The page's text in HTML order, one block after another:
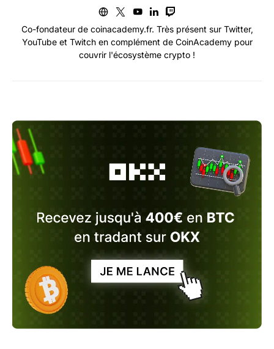
Co-fondateur de coinacademy.fr. Très présent sur Twitter,
YouTube et Twitch en complément de CoinAcademy pour
couvrir l'écosystème crypto !